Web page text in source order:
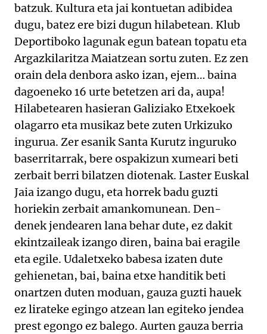
batzuk. Kultura eta jai kontuetan adibidea
dugu, batez ere bizi dugun hilabetean. Klub
Deportiboko lagunak egun batean topatu eta
Argazkilaritza Maiatzean sortu zuten. Ez zen
orain dela denbora asko izan, ejem… baina
dagoeneko 16 urte betetzen ari da, aupa!
Hilabetearen hasieran Galiziako Etxekoek
olagarro eta musikaz bete zuten Urkizuko
ingurua. Zer esanik Santa Kurutz inguruko
baserritarrak, bere ospakizun xumeari beti
zerbait berri bilatzen diotenak. Laster Euskal
Jaia izango dugu, eta horrek badu guzti
horiekin zerbait amankomunean. Den-
denek jendearen lana behar dute, ez dakit
ekintzaileak izango diren, baina bai eragile
eta egile. Udaletxeko babesa izaten dute
gehienetan, bai, baina etxe handitik beti
onartzen duten moduan, gauza guzti hauek
ez lirateke egingo atzean lan egiteko jendea
prest egongo ez balego. Aurten gauza berria